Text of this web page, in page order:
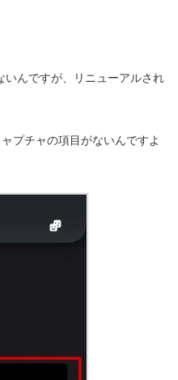
いんですが、リニューアルされ
プチャの項目がないんですよ